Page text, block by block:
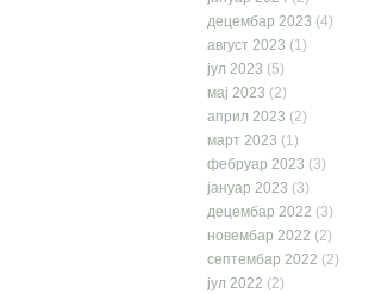
децембар 2023 (4)
август 2023 (1)
јул 2023 (5)
мај 2023 (2)
април 2023 (2)
март 2023 (1)
фебруар 2023 (3)
јануар 2023 (3)
децембар 2022 (3)
новембар 2022 (2)
септембар 2022 (2)
јул 2022 (2)